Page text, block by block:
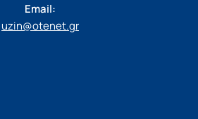
Email:
uzin@otenet.gr